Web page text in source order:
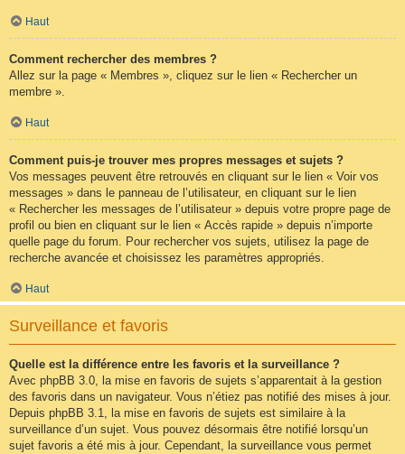
Haut
Comment rechercher des membres ?
Allez sur la page « Membres », cliquez sur le lien « Rechercher un
membre ».
Haut
Comment puis-je trouver mes propres messages et sujets ?
Vos messages peuvent être retrouvés en cliquant sur le lien « Voir vos
messages » dans le panneau de l’utilisateur, en cliquant sur le lien
« Rechercher les messages de l’utilisateur » depuis votre propre page de
profil ou bien en cliquant sur le lien « Accès rapide » depuis n’importe
quelle page du forum. Pour rechercher vos sujets, utilisez la page de
recherche avancée et choisissez les paramètres appropriés.
Haut
Surveillance et favoris
Quelle est la différence entre les favoris et la surveillance ?
Avec phpBB 3.0, la mise en favoris de sujets s’apparentait à la gestion
des favoris dans un navigateur. Vous n’étiez pas notifié des mises à jour.
Depuis phpBB 3.1, la mise en favoris de sujets est similaire à la
surveillance d’un sujet. Vous pouvez désormais être notifié lorsqu’un
sujet favoris a été mis à jour. Cependant, la surveillance vous permet